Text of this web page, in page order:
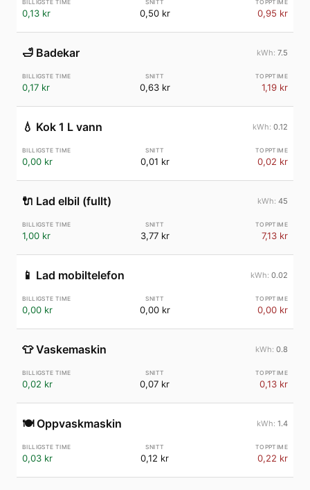
0,13 kr 0,50 kr 0,95 kr
🛁 Badekar 7.5
0,17 kr 0,63 kr 1,19 kr
💧 Kok 1 L vann 0.12
0,00 kr 0,01 kr 0,02 kr
🔌 Lad elbil (fullt) 45
1,00 kr 3,77 kr 7,13 kr
📱 Lad mobiltelefon 0.02
0,00 kr 0,00 kr 0,00 kr
👕 Vaskemaskin 0.8
0,02 kr 0,07 kr 0,13 kr
🍽️ Oppvaskmaskin 1.4
0,03 kr 0,12 kr 0,22 kr